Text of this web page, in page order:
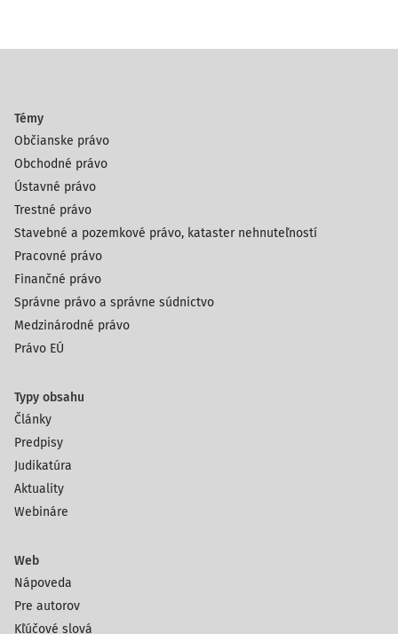
Témy
Občianske právo
Obchodné právo
Ústavné právo
Trestné právo
Stavebné a pozemkové právo, kataster nehnuteľností
Pracovné právo
Finančné právo
Správne právo a správne súdnictvo
Medzinárodné právo
Právo EÚ
Typy obsahu
Články
Predpisy
Judikatúra
Aktuality
Webináre
Web
Nápoveda
Pre autorov
Kľúčové slová